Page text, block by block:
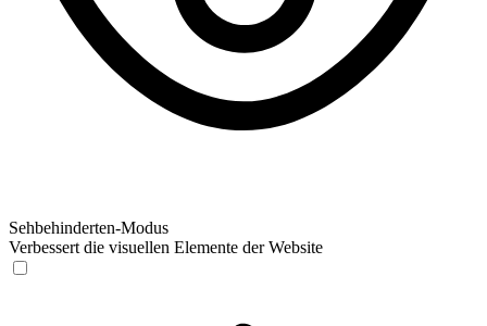
Sehbehinderten-Modus
Verbessert die visuellen Elemente der Website